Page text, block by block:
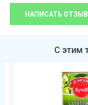
НАПИСАТЬ ОТЗЫВ
С этим